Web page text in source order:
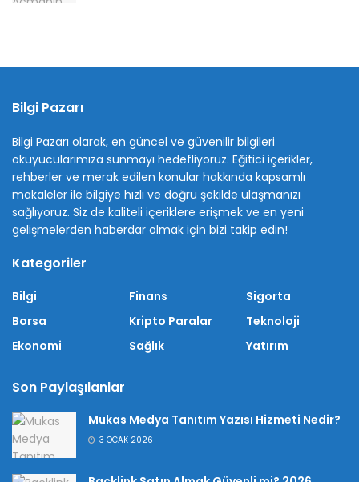
Bilgi Pazarı
Bilgi Pazarı olarak, en güncel ve güvenilir bilgileri
okuyucularımıza sunmayı hedefliyoruz. Eğitici içerikler,
rehberler ve merak edilen konular hakkında kapsamlı
makaleler ile bilgiye hızlı ve doğru şekilde ulaşmanızı
sağlıyoruz. Siz de kaliteli içeriklere erişmek ve en yeni
gelişmelerden haberdar olmak için bizi takip edin!
Kategoriler
Bilgi
Borsa
Ekonomi
Finans
Kripto Paralar
Sağlık
Sigorta
Teknoloji
Yatırım
Son Paylaşılanlar
Mukas Medya Tanıtım Yazısı Hizmeti Nedir?
3 OCAK 2026